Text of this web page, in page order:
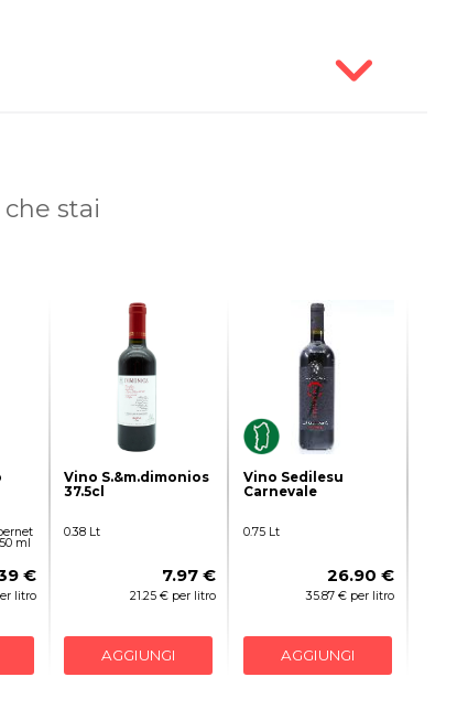
che stai
ml
€
litro
Vino S.&m.dimonios
37.5cl
0.38 Lt
7.97 €
21.25 € per litro
AGGIUNGI
Vino Sedilesu
Carnevale
0.75 Lt
26.90 €
35.87 € per litro
AGGIUNGI